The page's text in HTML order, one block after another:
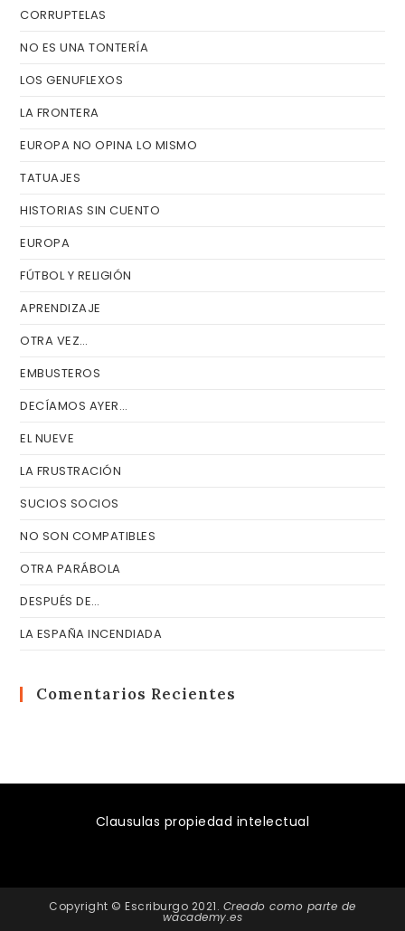
CORRUPTELAS
NO ES UNA TONTERÍA
LOS GENUFLEXOS
LA FRONTERA
EUROPA NO OPINA LO MISMO
TATUAJES
HISTORIAS SIN CUENTO
EUROPA
FÚTBOL Y RELIGIÓN
APRENDIZAJE
OTRA VEZ…
EMBUSTEROS
DECÍAMOS AYER…
EL NUEVE
LA FRUSTRACIÓN
SUCIOS SOCIOS
NO SON COMPATIBLES
OTRA PARÁBOLA
DESPUÉS DE…
LA ESPAÑA INCENDIADA
Comentarios Recientes
Clausulas propiedad intelectual
Copyright © Escriburgo 2021. Creado como parte de
wacademy.es